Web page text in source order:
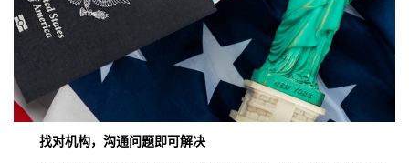
找对机构，沟通问题即可 解决